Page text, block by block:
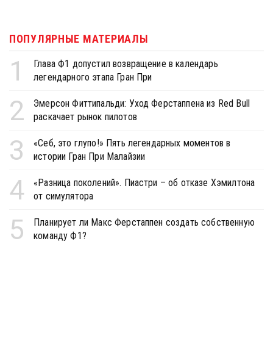
ПОПУЛЯРНЫЕ МАТЕРИАЛЫ
1
Глава Ф1 допустил возвращение в календарь
легендарного этапа Гран При
2
Эмерсон Фиттипальди: Уход Ферстаппена из Red Bull
раскачает рынок пилотов
3
«Себ, это глупо!» Пять легендарных моментов в
истории Гран При Малайзии
4
«Разница поколений». Пиастри – об отказе Хэмилтона
от симулятора
5
Планирует ли Макс Ферстаппен создать собственную
команду Ф1?